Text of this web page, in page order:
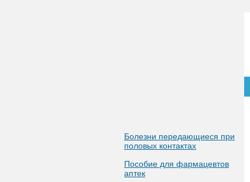
Болезни передающиеся при
половых контактах
Пособие для фармацевтов
аптек